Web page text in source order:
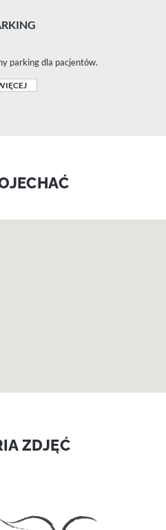
parking dla pacjentów.
ZDJĘĆ